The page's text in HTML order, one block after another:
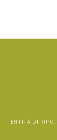
ENTITÀ DI TIPO: